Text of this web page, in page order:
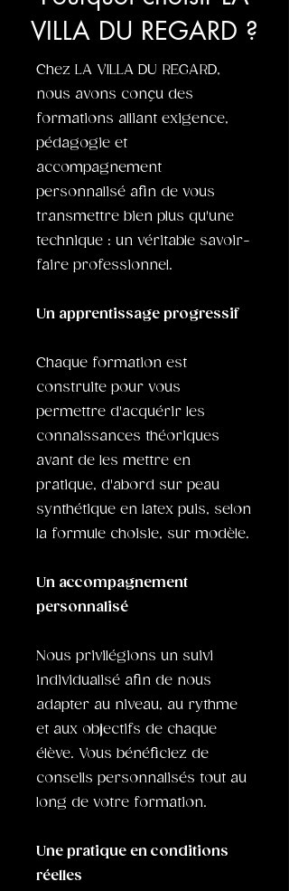
VILLA DU REGARD ?
Chez LA VILLA DU REGARD,
nous avons conçu des
formations alliant exigence,
pédagogie et
accompagnement
personnalisé afin de vous
transmettre bien plus qu'une
technique : un véritable savoir-
faire professionnel.
Un apprentissage progressif
Chaque formation est
construite pour vous
permettre d'acquérir les
connaissances théoriques
avant de les mettre en
pratique, d'abord sur peau
synthétique en latex puis, selon
la formule choisie, sur modèle.
Un accompagnement
personnalisé
Nous privilégions un suivi
individualisé afin de nous
adapter au niveau, au rythme
et aux objectifs de chaque
élève. Vous bénéficiez de
conseils personnalisés tout au
long de votre formation.
Une pratique en conditions
réelles